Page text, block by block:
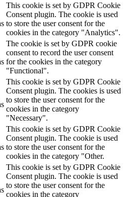
This cookie is set by GDPR Cookie
Consent plugin. The cookie is used
to store the user consent for the
cookies in the category "Analytics".
The cookie is set by GDPR cookie
consent to record the user consent
for the cookies in the category
"Functional".
This cookie is set by GDPR Cookie
Consent plugin. The cookies is used
to store the user consent for the
cookies in the category
"Necessary".
This cookie is set by GDPR Cookie
Consent plugin. The cookie is used
to store the user consent for the
cookies in the category "Other.
This cookie is set by GDPR Cookie
Consent plugin. The cookie is used
to store the user consent for the
cookies in the category